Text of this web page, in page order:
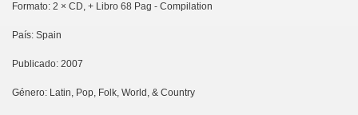
Formato: 2 × CD, + Libro 68 Pag - Compilation
País: Spain
Publicado: 2007
Género: Latin, Pop, Folk, World, & Country